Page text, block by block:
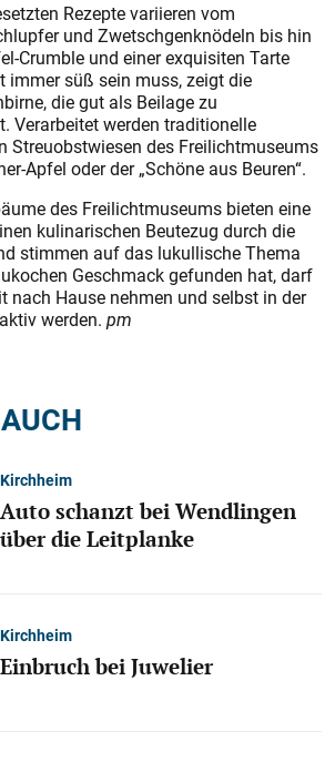
Rezepte variieren vom
und Zwetschgenknödeln bis hin
Crumble und einer exquisiten Tarte
immer süß sein muss, zeigt die
die gut als Beilage zu
Verarbeitet werden traditionelle
Streuobstwiesen des Freilichtmuseums
Apfel oder der „Schöne aus Beuren“.
des Freilichtmuseums bieten eine
kulinarischen Beutezug durch die
stimmen auf das lukullische Thema
Geschmack gefunden hat, darf
nach Hause nehmen und selbst in der
werden. pm
Kirchheim
Auto schanzt bei Wendlingen
über die Leitplanke
Kirchheim
Einbruch bei Juwelier